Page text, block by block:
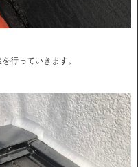
行っていきます。